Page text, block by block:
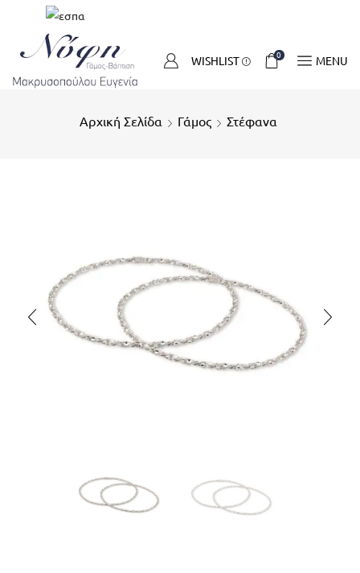
WISHLIST 0 MENU
Αρχική Σελίδα Γάμος Στέφανα